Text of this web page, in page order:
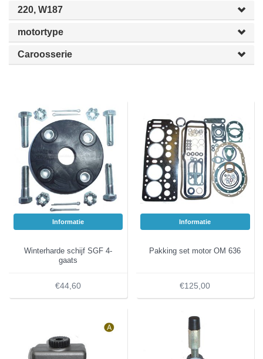
220, W187
motortype
Caroosserie
Informatie
Winterharde schijf SGF 4-
gaats
€44,60
Informatie
Pakking set motor OM 636
€125,00